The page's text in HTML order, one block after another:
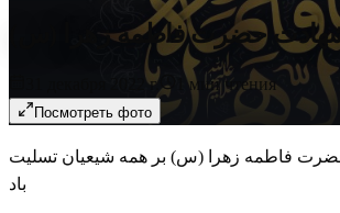
حضرت فاطمه زهرا (س)
31 декабря 2022 г. мин чтения
Посмотреть фото
فاطمه زهرا (س) بر همه شیعیان تسلیت
باد